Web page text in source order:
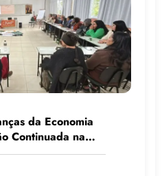
da Economia
Continuada na
do MST, em